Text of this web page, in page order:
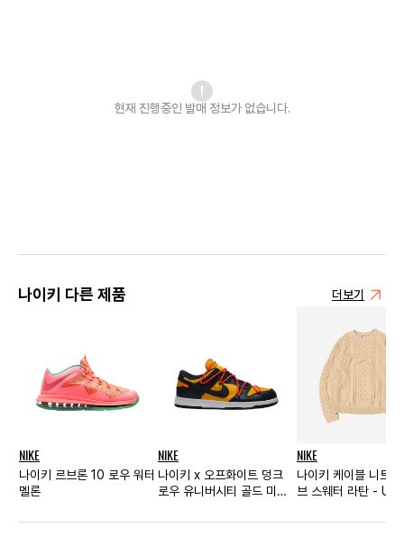
현재 진행중인 발매 정보가 없습니다.
나이키 다른 제품 더보기
NIKE
나이키 르브론 10 로우 워터
멜론
NIKE
나이키 x 오프화이트 덩크
로우 유니버시티 골드 미드
NIKE
나이키 케이블 니트
브 스웨터 라탄 -